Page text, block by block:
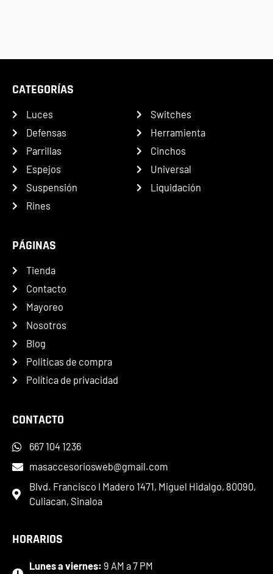
CATEGORÍAS
Luces
Defensas
Parrillas
Espejos
Suspensión
Rines
Switches
Herramienta
Cinchos
Universal
Liquidación
PÁGINAS
Tienda
Contacto
Mayoreo
Nosotros
Blog
Politicas de compra
Política de privacidad
CONTACTO
667 104 1236
masaccesoriosweb@gmail.com
Blvd. Francisco I Madero 1471, Miguel Hidalgo, 80090,
Culiacan, Sinaloa
HORARIOS
Lunes a viernes: 9 AM a 7 PM